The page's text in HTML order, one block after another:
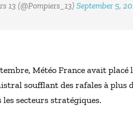
13 (@Pompiers_13) September 5,
Météo France avait
soufflant des rafales à plus
les secteurs stratégiques.